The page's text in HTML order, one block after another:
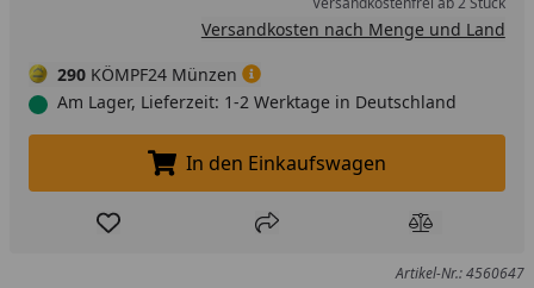
Versandkosten nach Menge und Land
290 KÖMPF24 Münzen
Am Lager, Lieferzeit: 1-2 Werktage in Deutschland
In den Einkaufswagen legen
In den Einkaufswagen
Produkt zur Wunschliste hinzufügen
Teilen Produkt
Artikel-Nr.: 4560647